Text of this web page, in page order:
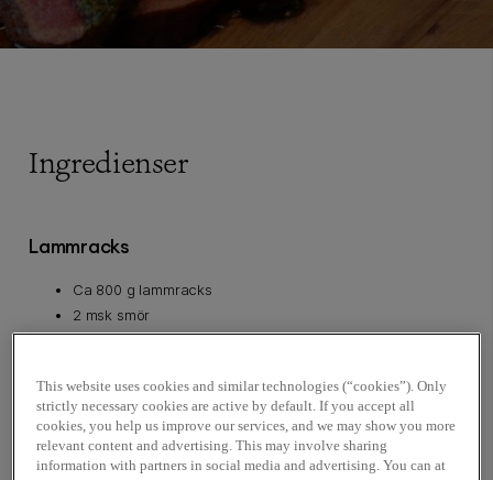
Ingredienser
Lammracks
Ca 800 g lammracks
2 msk smör
salt och peppar
Rotfrukter
1 st rotselleri
This website uses cookies and similar technologies (“cookies”). Only
strictly necessary cookies are active by default. If you accept all
cookies, you help us improve our services, and we may show you more
relevant content and advertising. This may involve sharing
information with partners in social media and advertising. You can at